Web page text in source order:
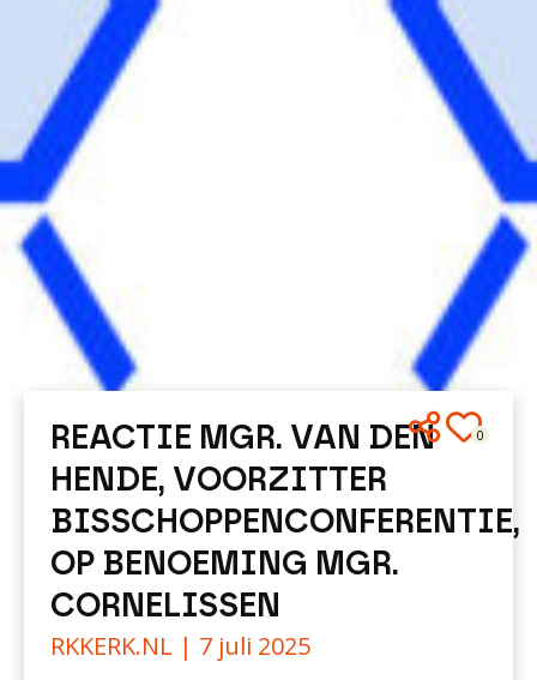
0
REACTIE MGR. VAN DEN
HENDE, VOORZITTER
BISSCHOPPENCONFERENTIE,
OP BENOEMING MGR.
CORNELISSEN
RKKERK.NL | 7 juli 2025